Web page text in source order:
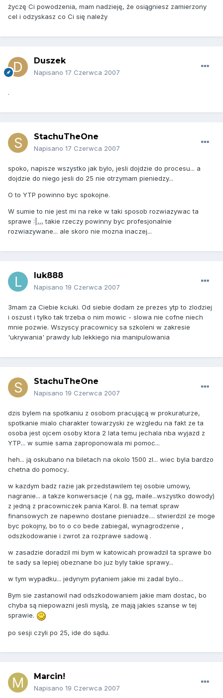
życzę Ci powodzenia, mam nadzieję, że osiągniesz zamierzony
cel i odzyskasz co Ci się należy
Duszek
Napisano 17 Czerwca 2007
.
StachuTheOne
Napisano 17 Czerwca 2007
spoko, napisze wszystko jak bylo, jesli dojdzie do procesu... a
dojdzie do niego jesli do 25 nie otrzymam pieniedzy...
O to YTP powinno byc spokojne.
W sumie to nie jest mi na reke w taki sposob rozwiazywac ta
sprawe :|,,, takie rzeczy powinny byc profesjonalnie
rozwiazywane... ale skoro nie mozna inaczej...
luk888
Napisano 19 Czerwca 2007
3mam za Ciebie kciuki. Od siebie dodam ze prezes ytp to zlodziej
i oszust i tylko tak trzeba o nim mowic - slowa nie cofne niech
mnie pozwie. Wszyscy pracownicy sa szkoleni w zakresie
'ukrywania' prawdy lub lekkiego nia manipulowania
StachuTheOne
Napisano 19 Czerwca 2007
dzis bylem na spotkaniu z osobom pracującą w prokuraturze,
spotkanie mialo charakter towarzyski ze wzgledu na fakt ze ta
osoba jest ojcem osoby ktora 2 lata temu jechala nba wyjazd z
YTP... w sumie sama zaproponowala mi pomoc...
heh... ją oskubano na biletach na okolo 1500 zl... wiec byla bardzo
chetna do pomocy..
w kazdym badz razie jak przedstawilem tej osobie umowy,
nagranie... a takze konwersacje ( na gg, maile...wszystko dowody)
z jedną z pracowniczek pania Karol. B. na temat spraw
finansowych ze napewno dostane pieniadze.... stwierdzil ze moge
byc pokojny, bo to o co bede zabiegal, wynagrodzenie ,
odszkodowanie i zwrot za rozprawe sadową .
w zasadzie doradzil mi bym w katowicah prowadzil ta sprawe bo
te sady sa lepiej obeznane bo juz byly takie sprawy...
w tym wypadku... jedynym pytaniem jakie mi zadal bylo...
Bym sie zastanowil nad odszkodowaniem jakie mam dostac, bo
chyba są niepowazni jesli myslą, ze mają jakies szanse w tej
sprawie.
po sesji czyli po 25, ide do sądu.
Marcin!
Napisano 19 Czerwca 2007